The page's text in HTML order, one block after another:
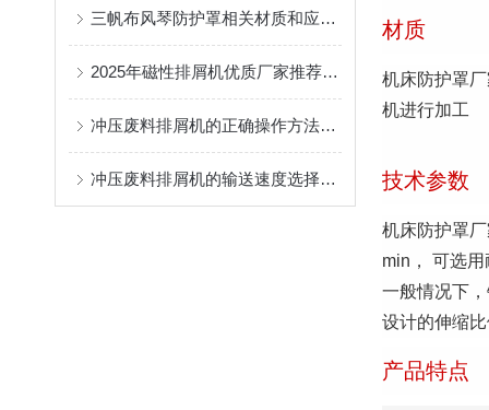
三帆布风琴防护罩相关材质和应用领域，为你详细介绍
2025年磁性排屑机优质厂家推荐厂家
冲压废料排屑机的正确操作方法和维护保养措施
冲压废料排屑机的输送速度选择范围是很大的
材质
机床防护罩
机进行加工
技术参数
机床防护罩
min， 可选
一般情况下
设计的伸缩
产品特点